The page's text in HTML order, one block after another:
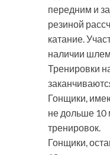
передним и
резиной
катание.
наличии
Тренировки
Гонщики,
не дольше 10
тренировок.
Гонщики,